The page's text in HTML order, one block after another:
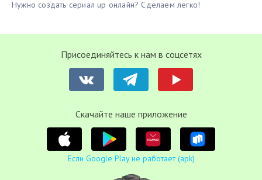
Нужно создать сериал up онлайн? Сделаем легко!
Присоединяйтесь к нам в соцсетях
Cкачайте наше приложение
Если Google Play не работает (apk)